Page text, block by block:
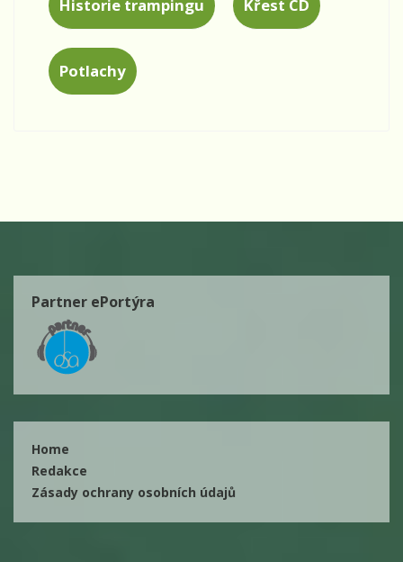
Historie trampingu Křest CD
Potlachy
Partner ePortýra
Home
Redakce
Zásady ochrany osobních údajů